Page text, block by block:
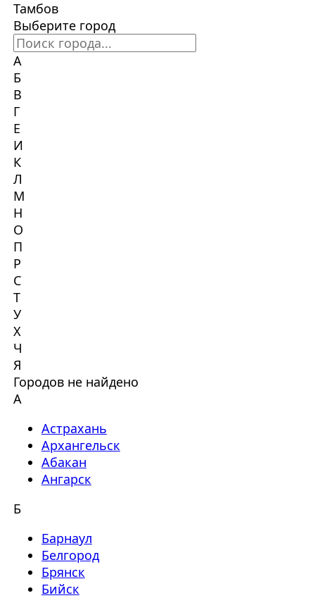
Тамбов
Выберите город
А
Б
В
Г
Е
И
К
Л
М
Н
О
П
Р
С
Т
У
Х
Ч
Я
Городов не найдено
А
Астрахань
Архангельск
Абакан
Ангарск
Б
Барнаул
Белгород
Брянск
Бийск